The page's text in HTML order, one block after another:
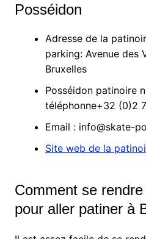
Posséidon
Adresse de la
parking: Avenue des
Bruxelles
Posséidon patinoire
téléphonne+32 (0)2
Email : info@skate-
Site web de la
Comment se
pour aller patiner à